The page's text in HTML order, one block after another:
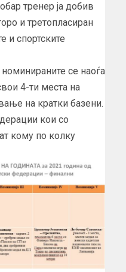
тренер ја добив
и третопласиран
и спортските
се наоѓа
4-ти места на
на кратки базени.
кои со
кому по колку